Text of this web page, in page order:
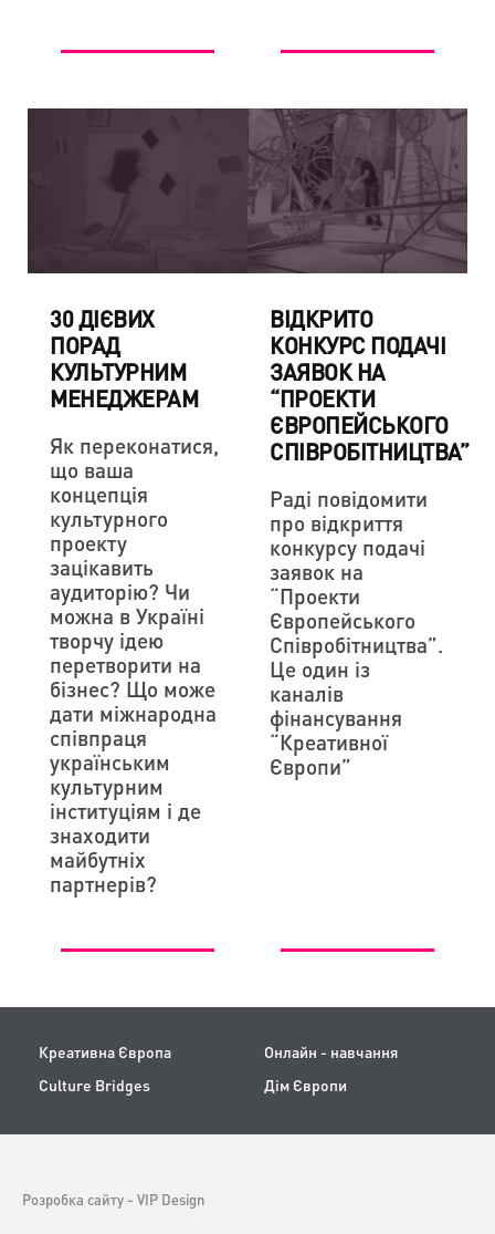
30 ДІЄВИХ
ПОРАД
КУЛЬТУРНИМ
МЕНЕДЖЕРАМ
Як переконатися,
що ваша
концепція
культурного
проекту
зацікавить
аудиторію? Чи
можна в Україні
творчу ідею
перетворити на
бізнес? Що може
дати міжнародна
співпраця
українським
культурним
інституціям і де
знаходити
майбутніх
партнерів?
ВІДКРИТО
КОНКУРС ПОДАЧІ
ЗАЯВОК НА
“ПРОЕКТИ
ЄВРОПЕЙСЬКОГО
СПІВРОБІТНИЦТВА”
Раді повідомити
про відкриття
конкурсу подачі
заявок на
“Проекти
Європейського
Співробітництва”.
Це один із
каналів
фінансування
“Креативної
Європи”
Креативна Європа
Онлайн - навчання
Culture Bridges
Дім Європи
Розробка сайту - VIP Design